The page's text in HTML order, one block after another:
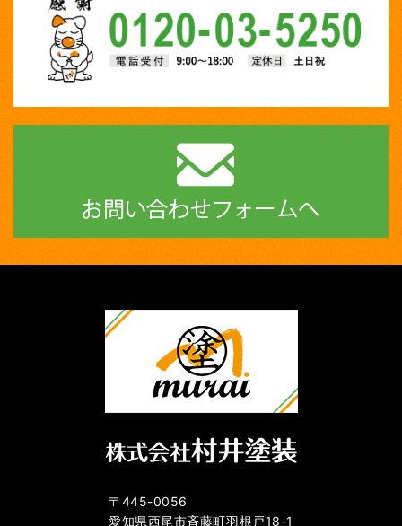
〒445-0056
愛知県西尾市斉藤町羽根戸18-1